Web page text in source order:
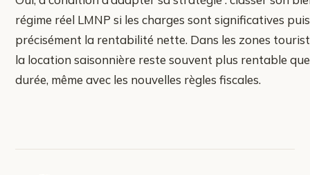
régime réel LMNP si les charges sont significatives
précisément la rentabilité nette. Dans les zones
la location saisonnière reste souvent plus rentable
durée, même avec les nouvelles règles fiscales.